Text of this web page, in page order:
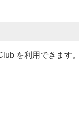
を利用できます。